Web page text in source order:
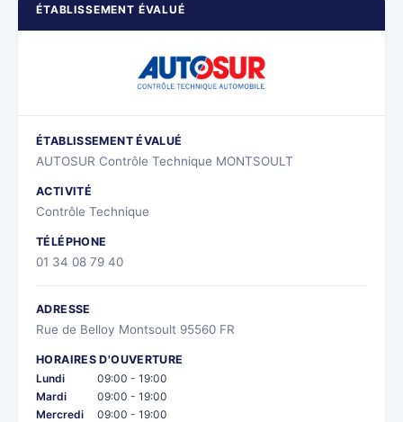
ÉTABLISSEMENT ÉVALUÉ
ÉTABLISSEMENT ÉVALUÉ
AUTOSUR Contrôle Technique MONTSOULT
ACTIVITÉ
Contrôle Technique
TÉLÉPHONE
01 34 08 79 40
ADRESSE
Rue de Belloy Montsoult 95560 FR
HORAIRES D'OUVERTURE
Lundi
09:00 - 19:00
Mardi
09:00 - 19:00
Mercredi
09:00 - 19:00